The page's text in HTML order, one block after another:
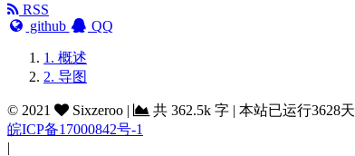
RSS
github
QQ
1. 概述
2. 导图
© 2021 Sixzeroo | 共 362.5k 字 | 本站已运行3628天
皖ICP备17000842号-1
|